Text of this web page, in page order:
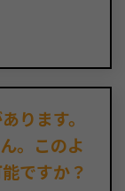
ります。
。このよ
ですか？